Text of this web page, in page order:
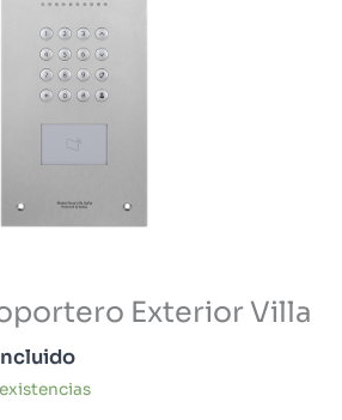
Exterior Villa